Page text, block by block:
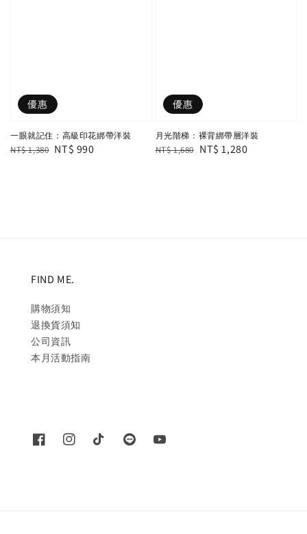
優惠
一眼就記住：高級印花綁帶洋裝
Regular
NT$ 1,380 Sale
NT$ 990
優惠
月光階梯：裸背綁帶層洋裝
Regular
NT$ 1,680 Sale
NT$ 1,280
FIND ME.
購物須知
退換貨須知
公司資訊
本月活動指南